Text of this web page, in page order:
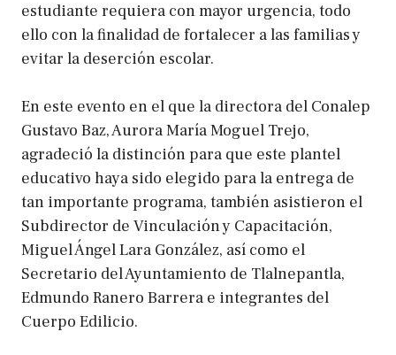
estudiante requiera con mayor urgencia, todo
ello con la finalidad de fortalecer a las familias y
evitar la deserción escolar.
En este evento en el que la directora del Conalep
Gustavo Baz, Aurora María Moguel Trejo,
agradeció la distinción para que este plantel
educativo haya sido elegido para la entrega de
tan importante programa, también asistieron el
Subdirector de Vinculación y Capacitación,
Miguel Ángel Lara González, así como el
Secretario del Ayuntamiento de Tlalnepantla,
Edmundo Ranero Barrera e integrantes del
Cuerpo Edilicio.